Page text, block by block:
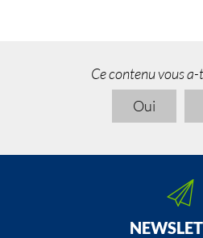
Ce contenu vous
Oui